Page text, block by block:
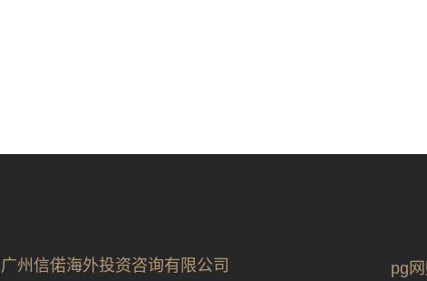
广州信偌海外投资咨询有限公司 pg